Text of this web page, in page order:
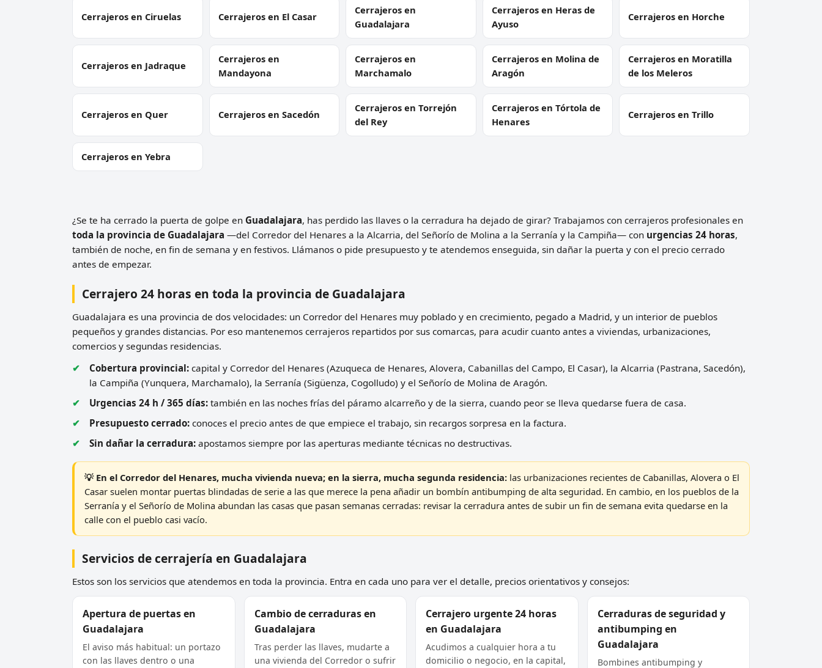
Cerrajeros en Ciruelas Cerrajeros en El Casar
Cerrajeros en
Guadalajara
Cerrajeros en Heras de
Ayuso
Cerrajeros en Horche
Cerrajeros en Jadraque
Cerrajeros en
Mandayona
Cerrajeros en
Marchamalo
Cerrajeros en Molina de
Aragón
Cerrajeros en Moratilla
de los Meleros
Cerrajeros en Quer Cerrajeros en Sacedón
Cerrajeros en Torrejón
del Rey
Cerrajeros en Tórtola de
Henares
Cerrajeros en Trillo
Cerrajeros en Yebra
¿Se te ha cerrado la puerta de golpe en Guadalajara, has perdido las llaves o la cerradura ha dejado de girar? Trabajamos con cerrajeros profesionales en
toda la provincia de Guadalajara —del Corredor del Henares a la Alcarria, del Señorío de Molina a la Serranía y la Campiña— con urgencias 24 horas,
también de noche, en fin de semana y en festivos. Llámanos o pide presupuesto y te atendemos enseguida, sin dañar la puerta y con el precio cerrado
antes de empezar.
Cerrajero 24 horas en toda la provincia de Guadalajara
Guadalajara es una provincia de dos velocidades: un Corredor del Henares muy poblado y en crecimiento, pegado a Madrid, y un interior de pueblos
pequeños y grandes distancias. Por eso mantenemos cerrajeros repartidos por sus comarcas, para acudir cuanto antes a viviendas, urbanizaciones,
comercios y segundas residencias.
Cobertura provincial: capital y Corredor del Henares (Azuqueca de Henares, Alovera, Cabanillas del Campo, El Casar), la Alcarria (Pastrana, Sacedón),
la Campiña (Yunquera, Marchamalo), la Serranía (Sigüenza, Cogolludo) y el Señorío de Molina de Aragón.
Urgencias 24 h / 365 días: también en las noches frías del páramo alcarreño y de la sierra, cuando peor se lleva quedarse fuera de casa.
Presupuesto cerrado: conoces el precio antes de que empiece el trabajo, sin recargos sorpresa en la factura.
Sin dañar la cerradura: apostamos siempre por las aperturas mediante técnicas no destructivas.
💡 En el Corredor del Henares, mucha vivienda nueva; en la sierra, mucha segunda residencia: las urbanizaciones recientes de Cabanillas, Alovera o El
Casar suelen montar puertas blindadas de serie a las que merece la pena añadir un bombín antibumping de alta seguridad. En cambio, en los pueblos de la
Serranía y el Señorío de Molina abundan las casas que pasan semanas cerradas: revisar la cerradura antes de subir un fin de semana evita quedarse en la
calle con el pueblo casi vacío.
Servicios de cerrajería en Guadalajara
Estos son los servicios que atendemos en toda la provincia. Entra en cada uno para ver el detalle, precios orientativos y consejos:
Apertura de puertas en
Guadalajara
El aviso más habitual: un portazo
con las llaves dentro o una
Cambio de cerraduras en
Guadalajara
Tras perder las llaves, mudarte a
una vivienda del Corredor o sufrir
Cerrajero urgente 24 horas
en Guadalajara
Acudimos a cualquier hora a tu
domicilio o negocio, en la capital,
Cerraduras de seguridad y
antibumping en
Guadalajara
Bombines antibumping y